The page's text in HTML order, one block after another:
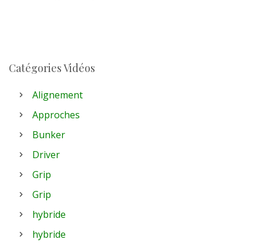
Catégories Vidéos
Alignement
Approches
Bunker
Driver
Grip
Grip
hybride
hybride